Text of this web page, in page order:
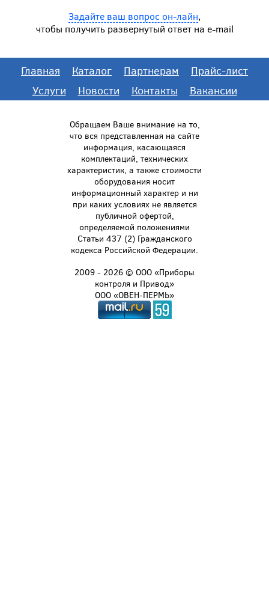
Задайте ваш вопрос он-лайн,
чтобы получить развернутый ответ на e-mail
Главная Каталог Партнерам
Прайс-лист
Услуги
Новости Контакты Вакансии
Обращаем Ваше внимание на то,
что вся представленная на сайте
информация, касающаяся
комплектаций, технических
характеристик, а также стоимости
оборудования носит
информационный характер и ни
при каких условиях не является
публичной офертой,
определяемой положениями
Статьи 437 (2) Гражданского
кодекса Российской Федерации.
2009 - 2026 © ООО «Приборы
контроля и Привод»
ООО «ОВЕН-ПЕРМЬ»